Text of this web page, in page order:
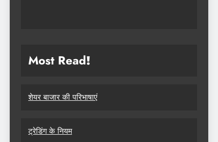
Most Read!
शेयर बाजार की परिभाषाएं
ट्रेडिंग के नियम